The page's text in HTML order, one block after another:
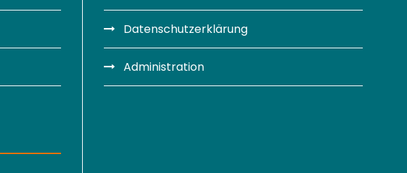
Datenschutzerklärung
Administration